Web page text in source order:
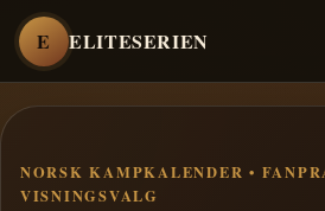
E ELITESERIEN
NORSK KAMPKALENDER •
VISNINGSVALG